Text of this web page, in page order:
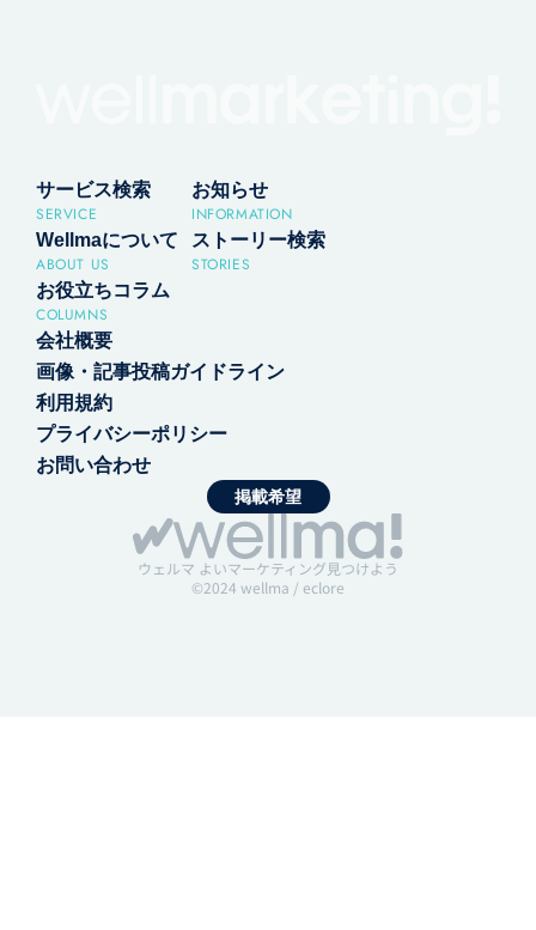
サービス検索
SERVICE
お知らせ
INFORMATION
Wellmaについて
ABOUT US
ストーリー検索
STORIES
お役立ちコラム
COLUMNS
会社概要
画像・記事投稿ガイドライン
利用規約
プライバシーポリシー
お問い合わせ
掲載希望
ウェルマ よいマーケティング見つけよう
©2024 wellma / eclore